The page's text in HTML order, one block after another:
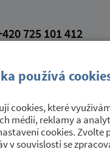
používá
cookies, které
médií, reklamy a
cookies.
v souvislosti se
725 101 412
Úřední deska